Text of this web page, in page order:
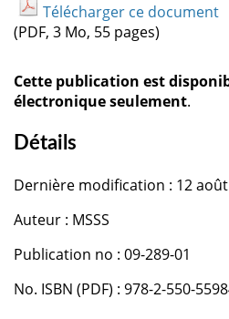
Télécharger ce document
(PDF, 3 Mo, 55 pages)
Cette publication est
électronique seulement.
Détails
Dernière modification : 12
Auteur : MSSS
Publication no : 09-289-01
No. ISBN (PDF) : 978-2-550-